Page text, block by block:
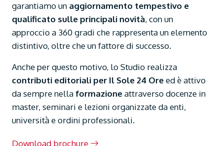
garantiamo un aggiornamento tempestivo e
qualificato sulle principali novità, con un
approccio a 360 gradi che rappresenta un elemento
distintivo, oltre che un fattore di successo.
Anche per questo motivo, lo Studio realizza
contributi editoriali per Il Sole 24 Oreed è attivo
da sempre nellaformazioneattraverso docenze in
master, seminari e lezioni organizzate da enti,
università e ordini professionali.
Download brochure